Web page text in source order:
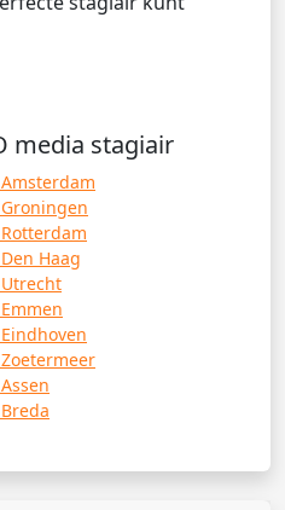
media stagiair
Haag